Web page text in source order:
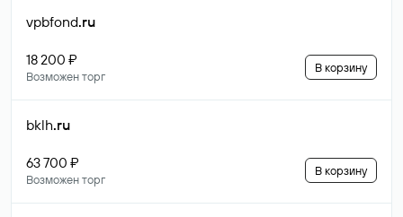
vpbfond.ru
18 200 ₽
Возможен торг
В корзину
bklh.ru
63 700 ₽
Возможен торг
В корзину